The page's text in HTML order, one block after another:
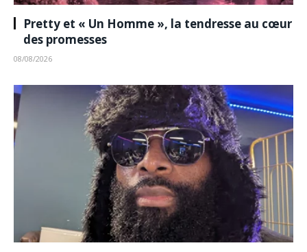
Pretty et « Un Homme », la tendresse au cœur
des promesses
08/08/2026